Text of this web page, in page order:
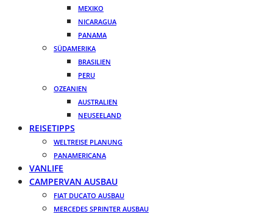
MEXIKO
NICARAGUA
PANAMA
SÜDAMERIKA
BRASILIEN
PERU
OZEANIEN
AUSTRALIEN
NEUSEELAND
REISETIPPS
WELTREISE PLANUNG
PANAMERICANA
VANLIFE
CAMPERVAN AUSBAU
FIAT DUCATO AUSBAU
MERCEDES SPRINTER AUSBAU